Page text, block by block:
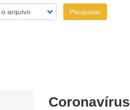
Pesquisar
Coronavírus